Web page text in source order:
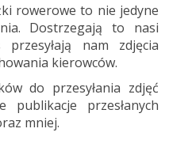
rowerowe to nie jedyne
Dostrzegają to nasi
nam zdjęcia
kierowców.
do przesyłania zdjęć
publikacje przesłanych
mniej.